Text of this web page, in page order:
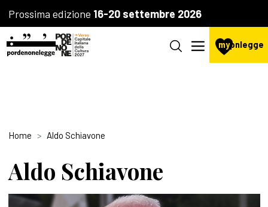
Prossima edizione 16-20 settembre 2026
mypnlegge
Home Aldo Schiavone
Aldo Schiavone